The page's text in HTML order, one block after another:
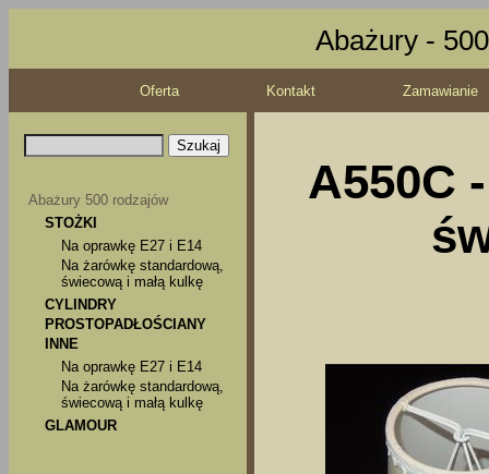
Abażury -
Oferta Kontakt Zamawianie
Abażury 500 rodzajów
STOŻKI
Na oprawkę E27 i E14
Na żarówkę standardową,
świecową i małą kulkę
CYLINDRY
PROSTOPADŁOŚCIANY
INNE
Na oprawkę E27 i E14
Na żarówkę standardową,
świecową i małą kulkę
GLAMOUR
A550C